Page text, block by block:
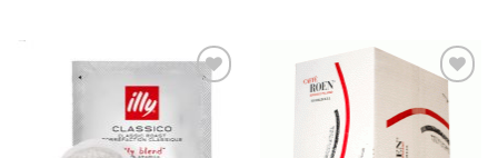
Auf die
Wunschliste
Auf die
Wunschliste